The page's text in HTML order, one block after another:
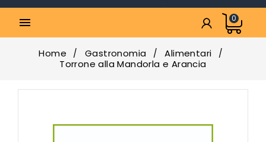
 0
Home Gastronomia
Alimentari
Torrone alla Mandorla e Arancia